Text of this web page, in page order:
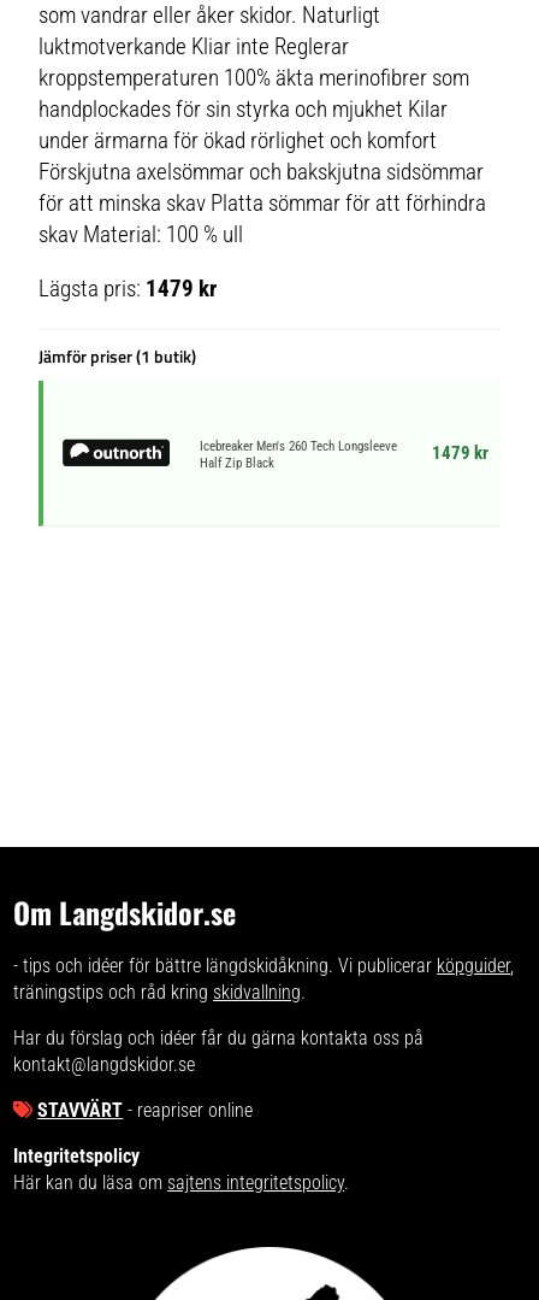
som vandrar eller åker skidor. Naturligt
luktmotverkande Kliar inte Reglerar
kroppstemperaturen 100% äkta merinofibrer som
handplockades för sin styrka och mjukhet Kilar
under ärmarna för ökad rörlighet och komfort
Förskjutna axelsömmar och bakskjutna sidsömmar
för att minska skav Platta sömmar för att förhindra
skav Material: 100 % ull
Lägsta pris: 1479 kr
Jämför priser (1 butik)
Icebreaker Men's 260 Tech Longsleeve
Half Zip Black
1479 kr
Om Langdskidor.se
- tips och idéer för bättre längdskidåkning. Vi publicerar köpguider,
träningstips och råd kring skidvallning.
Har du förslag och idéer får du gärna kontakta oss på
kontakt@langdskidor.se
STAVVÄRT - reapriser online
Integritetspolicy
Här kan du läsa om sajtens integritetspolicy.